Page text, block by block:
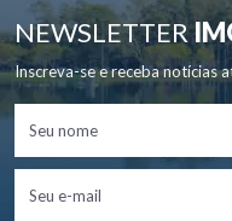
NEWSLETTER
Inscreva-se e receba notícias